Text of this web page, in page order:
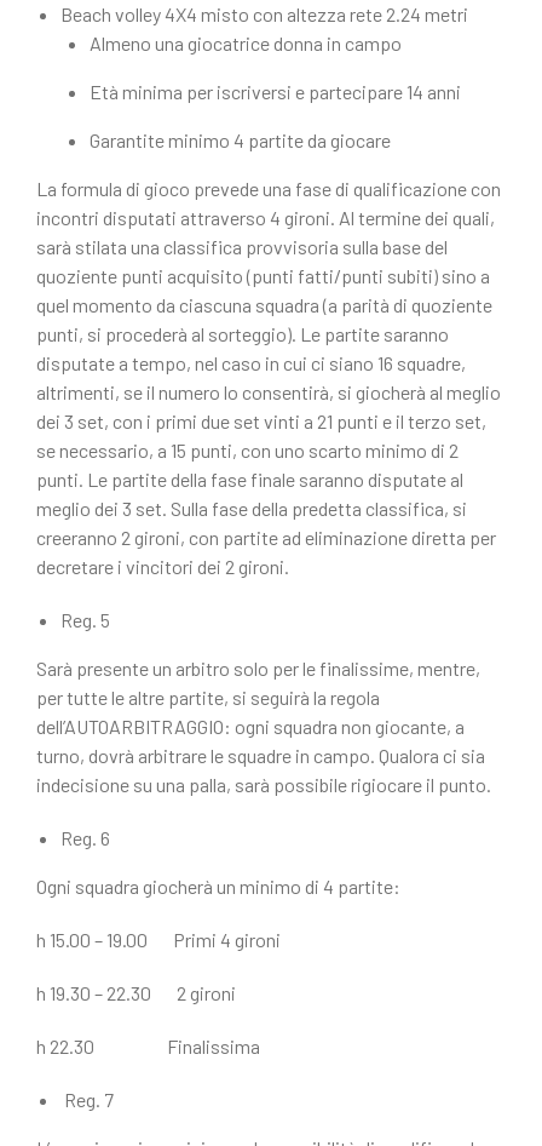
Beach volley 4X4 misto con altezza rete 2.24 metri
Almeno una giocatrice donna in campo
Età minima per iscriversi e partecipare 14 anni
Garantite minimo 4 partite da giocare
La formula di gioco prevede una fase di qualificazione con
incontri disputati attraverso 4 gironi. Al termine dei quali,
sarà stilata una classifica provvisoria sulla base del
quoziente punti acquisito (punti fatti/punti subiti) sino a
quel momento da ciascuna squadra (a parità di quoziente
punti, si procederà al sorteggio). Le partite saranno
disputate a tempo, nel caso in cui ci siano 16 squadre,
altrimenti, se il numero lo consentirà, si giocherà al meglio
dei 3 set, con i primi due set vinti a 21 punti e il terzo set,
se necessario, a 15 punti, con uno scarto minimo di 2
punti. Le partite della fase finale saranno disputate al
meglio dei 3 set. Sulla fase della predetta classifica, si
creeranno 2 gironi, con partite ad eliminazione diretta per
decretare i vincitori dei 2 gironi.
Reg. 5
Sarà presente un arbitro solo per le finalissime, mentre,
per tutte le altre partite, si seguirà la regola
dell’AUTOARBITRAGGIO: ogni squadra non giocante, a
turno, dovrà arbitrare le squadre in campo. Qualora ci sia
indecisione su una palla, sarà possibile rigiocare il punto.
Reg. 6
Ogni squadra giocherà un minimo di 4 partite:
h 15.00 – 19.00 Primi 4 gironi
h 19.30 – 22.30 2 gironi
h 22.30 Finalissima
Reg. 7